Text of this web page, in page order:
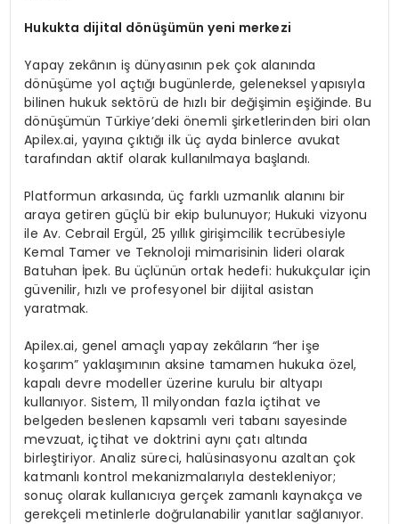
Hukukta dijital dönüşümün yeni merkezi
Yapay zekânın iş dünyasının pek çok alanında
dönüşüme yol açtığı bugünlerde, geleneksel yapısıyla
bilinen hukuk sektörü de hızlı bir değişimin eşiğinde. Bu
dönüşümün Türkiye’deki önemli şirketlerinden biri olan
Apilex.ai, yayına çıktığı ilk üç ayda binlerce avukat
tarafından aktif olarak kullanılmaya başlandı.
Platformun arkasında, üç farklı uzmanlık alanını bir
araya getiren güçlü bir ekip bulunuyor; Hukuki vizyonu
ile Av. Cebrail Ergül, 25 yıllık girişimcilik tecrübesiyle
Kemal Tamer ve Teknoloji mimarisinin lideri olarak
Batuhan İpek. Bu üçlünün ortak hedefi: hukukçular için
güvenilir, hızlı ve profesyonel bir dijital asistan
yaratmak.
Apilex.ai, genel amaçlı yapay zekâların “her işe
koşarım” yaklaşımının aksine tamamen hukuka özel,
kapalı devre modeller üzerine kurulu bir altyapı
kullanıyor. Sistem, 11 milyondan fazla içtihat ve
belgeden beslenen kapsamlı veri tabanı sayesinde
mevzuat, içtihat ve doktrini aynı çatı altında
birleştiriyor. Analiz süreci, halüsinasyonu azaltan çok
katmanlı kontrol mekanizmalarıyla destekleniyor;
sonuç olarak kullanıcıya gerçek zamanlı kaynakça ve
gerekçeli metinlerle doğrulanabilir yanıtlar sağlanıyor.